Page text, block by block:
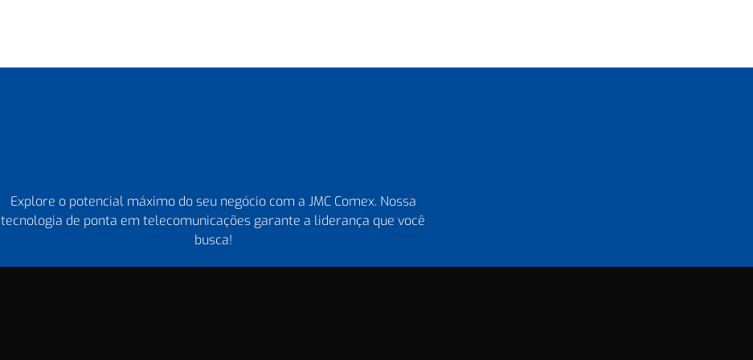
Explore o potencial máximo do seu negócio com a JMC Comex. Nossa
tecnologia de ponta em telecomunicações garante a liderança que você
busca!